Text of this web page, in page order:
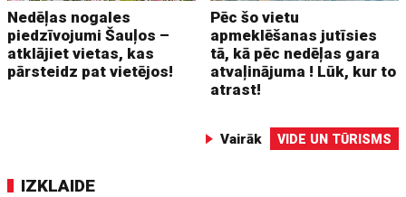
Nedēļas nogales
piedzīvojumi Šauļos –
atklājiet vietas, kas
pārsteidz pat vietējos!
Pēc šo vietu
apmeklēšanas jutīsies
tā, kā pēc nedēļas gara
atvaļinājuma ! Lūk, kur to
atrast!
Vairāk VIDE UN TŪRISMS
IZKLAIDE